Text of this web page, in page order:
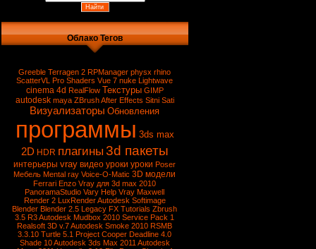
Облако Тегов
Greeble Terragen 2 RPManager physx rhino
ScatterVL Pro Shaders Vue 7 nuke Lightwave
cinema 4d RealFlow Текстуры GIMP
autodesk maya ZBrushAfter Effects Sitni Sati
Визуализаторы Обновления
программы 3ds max
2D HDR плагины 3d пакеты
интерьеры vray видео уроки уроки Poser
Мебель Mental ray Voice-O-Matic 3D модели
Ferrari Enzo Vray для 3d max 2010
PanoramaStudio Vary Help Vray Maxwell
Render 2 LuxRenderAutodesk Softimage
Blender Blender 2.5 Legacy FX Tutorials Zbrush
3.5 R3 Autodesk Mudbox 2010 Service Pack 1
Realsoft 3D v.7 Autodesk Smoke 2010 RSMB
3.3.10 Turtle 5.1 Project Cooper Deadline 4.0
Shade 10Autodesk 3ds Max 2011 Autodesk